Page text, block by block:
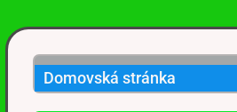
Domovská stránka